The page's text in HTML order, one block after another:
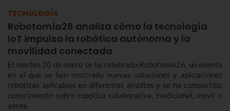
TECNOLOGÍA
Robotomía26 analiza cómo la tecnología
IoT impulsa la robótica autónoma y la
movilidad conectada
El martes 20 de enero se ha celebrado Robotomía26, un evento
en el que se han mostrado nuevas soluciones y aplicaciones
robóticas aplicables en diferentes ámbitos y se ha compartido
conocimiento sobre robótica colaborativa, tradicional, móvil o
aérea.